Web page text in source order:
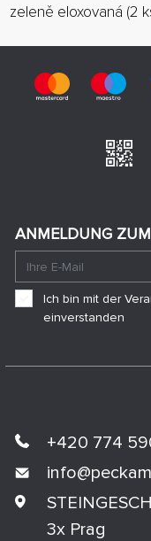
zeleně eloxovaná (2
+420 774
info@
3x Prag
ANMELDUNG
Ich bin mit der
einverstanden